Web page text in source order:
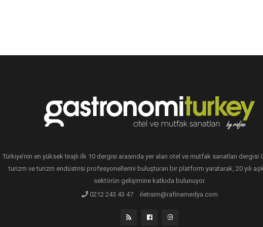
Türkiye’nin en yüksek tirajlı ilk 10 dergisi arasında yer alan otel ve mutfak sanatları dergisi
turizm ve turizm endüstrisi profesyonellerini buluşturan bir platform yaratarak, 20 yılı
sektörün gelişimine katkıda bulunuyor.
0212 243 43 47
iletisim@rafinemedya.com